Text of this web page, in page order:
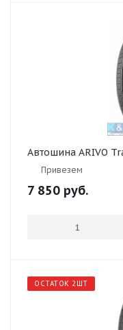
Автошина ARIVO
Привезем
7 850 руб.
ОСТАТОК 2ШТ